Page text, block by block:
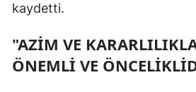
kaydetti.
"AZİM VE
ÖNEMLİ VE